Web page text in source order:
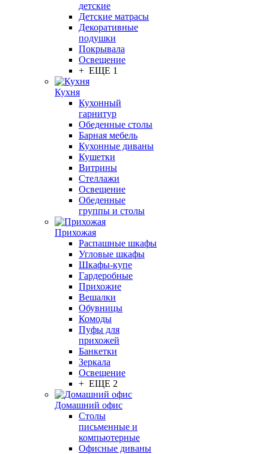
детские
Детские матрасы
Декоративные
подушки
Покрывала
Освещение
+ ЕЩЕ 1
Кухня
Кухонный
гарнитур
Обеденные столы
Барная мебель
Кухонные диваны
Кушетки
Витрины
Стеллажи
Освещение
Обеденные
группы и столы
Прихожая
Распашные шкафы
Угловые шкафы
Шкафы-купе
Гардеробные
Прихожие
Вешалки
Обувницы
Комоды
Пуфы для
прихожей
Банкетки
Зеркала
Освещение
+ ЕЩЕ 2
Домашний офис
Столы
письменные и
компьютерные
Офисные диваны